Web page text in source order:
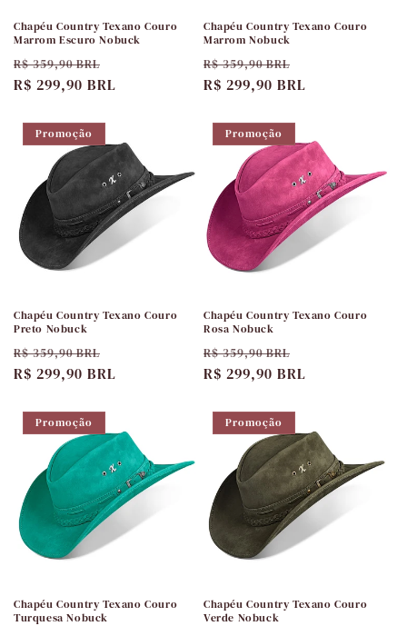
Chapéu Country Texano Couro
Marrom Escuro Nobuck
Preço
normal
R$ 359,90 BRL
promocional
R$ 299,90 BRL
Chapéu Country Texano Couro
Marrom Nobuck
Preço
normal
R$ 359,90 BRL
promocional
R$ 299,90 BRL
Promoção
Chapéu Country Texano Couro
Preto Nobuck
Preço
normal
R$ 359,90 BRL
promocional
R$ 299,90 BRL
Promoção
Chapéu Country Texano Couro
Rosa Nobuck
Preço
normal
R$ 359,90 BRL
promocional
R$ 299,90 BRL
Promoção
Chapéu Country Texano Couro
Turquesa Nobuck
Promoção
Chapéu Country Texano Couro
Verde Nobuck